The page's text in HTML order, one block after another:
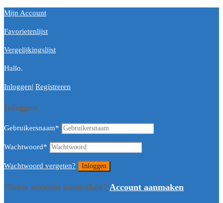
Mijn Account
Favorietenlijst
Vergelijkingslijst
Hallo.
Inloggen| Registreren
Inloggen
Gebruikersnaam*
Wachtwoord*
Wachtwoord vergeten?
Nieuw account aanmaken? Account aanmaken